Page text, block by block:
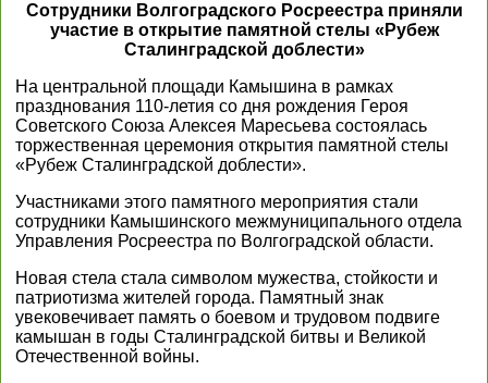
Сотрудники Волгоградского Росреестра приняли
участие в открытие памятной стелы «Рубеж
Сталинградской доблести»
На центральной площади Камышина в рамках
празднования 110-летия со дня рождения Героя
Советского Союза Алексея Маресьева состоялась
торжественная церемония открытия памятной стелы
«Рубеж Сталинградской доблести».
Участниками этого памятного мероприятия стали
сотрудники Камышинского межмуниципального отдела
Управления Росреестра по Волгоградской области.
Новая стела стала символом мужества, стойкости и
патриотизма жителей города. Памятный знак
увековечивает память о боевом и трудовом подвиге
камышан в годы Сталинградской битвы и Великой
Отечественной войны.